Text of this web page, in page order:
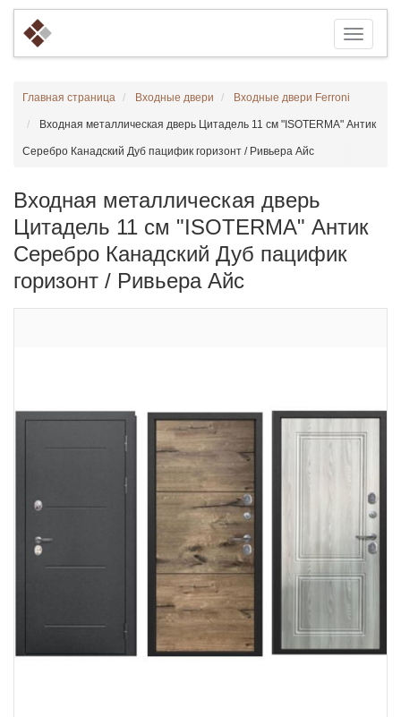
Главная страница Входные двери Входные двери Ferroni
Входная металлическая дверь Цитадель 11 см "ISOTERMA" Антик
Серебро Канадский Дуб пацифик горизонт / Ривьера Айс
Входная металлическая дверь
Цитадель 11 см "ISOTERMA" Антик
Серебро Канадский Дуб пацифик
горизонт / Ривьера Айс